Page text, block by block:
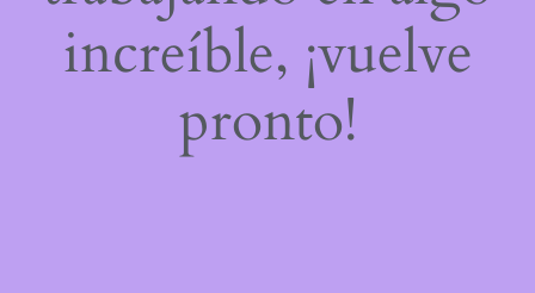
increíble, ¡vuelve
pronto!